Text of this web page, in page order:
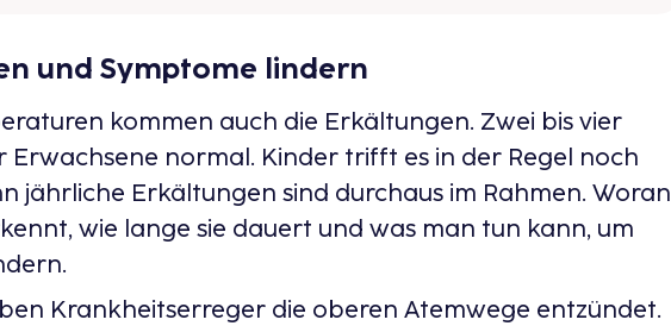
und Symptome lindern​
kommen auch die Erkältungen. Zwei bis vier
Erwachsene normal. Kinder trifft es in der Regel noch
jährliche Erkältungen sind durchaus im Rahmen. Woran
wie lange sie dauert und was man tun kann, um
Krankheitserreger die oberen Atemwege entzündet.